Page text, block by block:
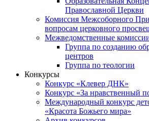
Православной Церкви
Комиссия Межсоборного
вопросам церковного
Межведомственные
Группа по созданию
центров
Группа по теологии
Конкурсы
Конкурс «Клевер ДНК»
Конкурс «За нравственный
Международный конкурс
«Красота Божьего мира»